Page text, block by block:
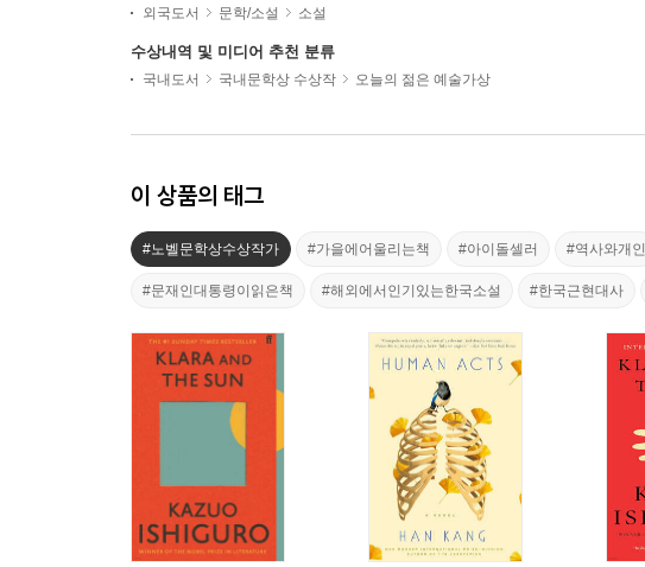
외국도서
문학/소설 소설
수상내역 및 미디어 추천 분류
국내도서 국내문학상 수상작 오늘의 젊은 예술가상
이 상품의 태그
#노벨문학상수상작가 #가을에어울리는책 #아이돌셀러 #역사와개인
#문재인대통령이읽은책 #해외에서인기있는한국소설 #한국근현대사